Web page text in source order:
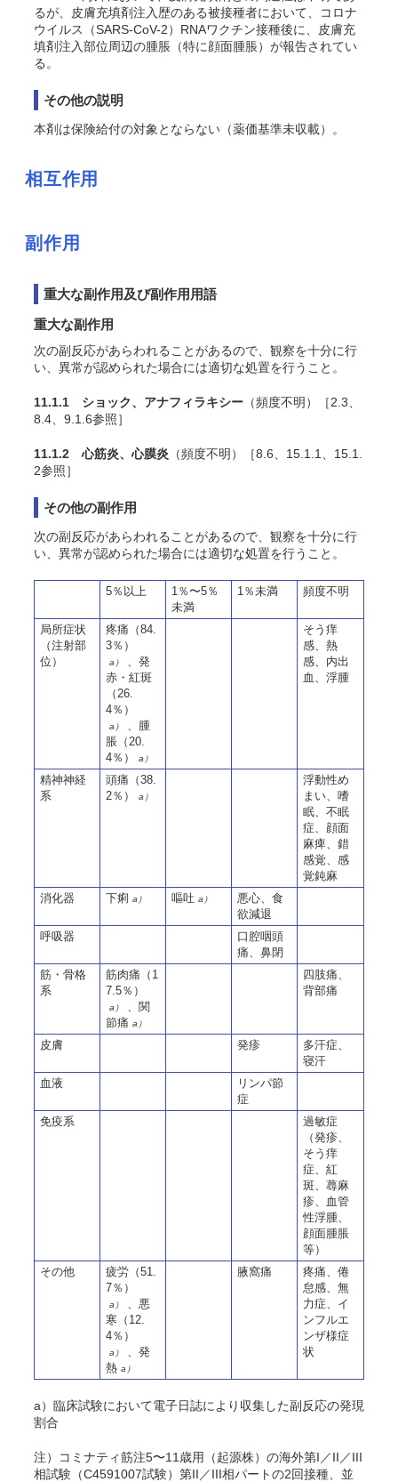
るが、皮膚充填剤注入歴のある被接種者において、コロナ
ウイルス（SARS-CoV-2）RNAワクチン接種後に、皮膚充
填剤注入部位周辺の腫脹（特に顔面腫脹）が報告されてい
る。
その他の説明
本剤は保険給付の対象とならない（薬価基準未収載）。
相互作用
副作用
重大な副作用及び副作用用語
重大な副作用
次の副反応があらわれることがあるので、観察を十分に行
い、異常が認められた場合には適切な処置を行うこと。
11.1.1 ショック、アナフィラキシー （頻度不明）［2.3、
8.4、9.1.6参照］
11.1.2 心筋炎、心膜炎 （頻度不明）［8.6、15.1.1、15.1.
2参照］
その他の副作用
次の副反応があらわれることがあるので、観察を十分に行
い、異常が認められた場合には適切な処置を行うこと。
5％以上
1％〜5％
未満
1％未満 頻度不明
局所症状
（注射部
位）
疼痛（84.
3％）
a）
、発
赤・紅斑
（26.
4％）
a）
、腫
脹（20.
4％）
a）
そう痒
感、熱
感、内出
血、浮腫
精神神経
系
頭痛（38.
2％）
a）
浮動性め
まい、嗜
眠、不眠
症、顔面
麻痺、錯
感覚、感
覚鈍麻
消化器
下痢 a） 嘔吐 a）
悪心、食
欲減退
呼吸器
口腔咽頭
痛、鼻閉
筋・骨格
系
筋肉痛（1
7.5％）
a）
、関
節痛 a）
四肢痛、
背部痛
皮膚 発疹
多汗症、
寝汗
血液
リンパ節
症
免疫系
過敏症
（発疹、
そう痒
症、紅
斑、蕁麻
疹、血管
性浮腫、
顔面腫脹
等）
その他
疲労（51.
7％）
a）
、悪
寒（12.
4％）
a）
、発
熱 a）
腋窩痛
疼痛、倦
怠感、無
力症、イ
ンフルエ
ンザ様症
状
a）臨床試験において電子日誌により収集した副反応の発現
割合
注）コミナティ筋注5〜11歳用（起源株）の海外第I／II／III
相試験（C4591007試験）第II／III相パートの2回接種、並